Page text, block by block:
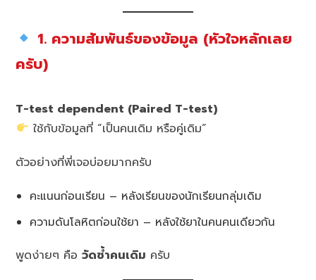
1. ความสัมพันธ์ของข้อมูล (หัวใจหลักเลย
ครับ)
T-test dependent (Paired T-test)
ใช้กับข้อมูลที่ “เป็นคนเดิม หรือคู่เดิม”
ตัวอย่างที่พี่เจอบ่อยมากครับ
คะแนนก่อนเรียน – หลังเรียนของนักเรียนกลุ่มเดิม
ความดันโลหิตก่อนใช้ยา – หลังใช้ยาในคนคนเดียวกัน
พูดง่ายๆ คือวัดซ้ำคนเดิม ครับ